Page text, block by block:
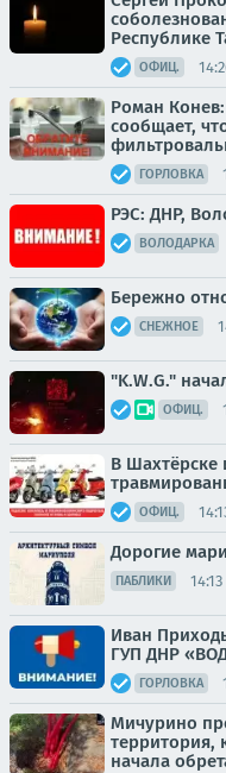
Республике
ОФИЦ.
Роман
сообщает,
ГОРЛОВКА
РЭС: ДНР,
ВОЛОДАРКА
Бережно
СНЕЖНОЕ
"K.W.G."
ОФИЦ.
В Шахтёрске
ОФИЦ.
Дорогие
ПАБЛИКИ 14:13
Иван
ГУП ДНР
ГОРЛОВКА
Мичурино
территория,
начала